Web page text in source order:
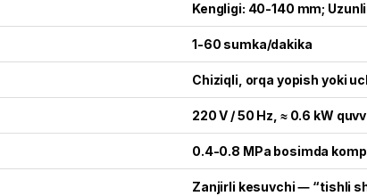
Kengligi: 40-140 mm;
1-60 sumka/dakika
Chiziqli, orqa yopish yoki
220 V / 50 Hz, ≈ 0.6 kW
0.4-0.8 MPa bosimda
Zanjirli kesuvchi ― “tishli